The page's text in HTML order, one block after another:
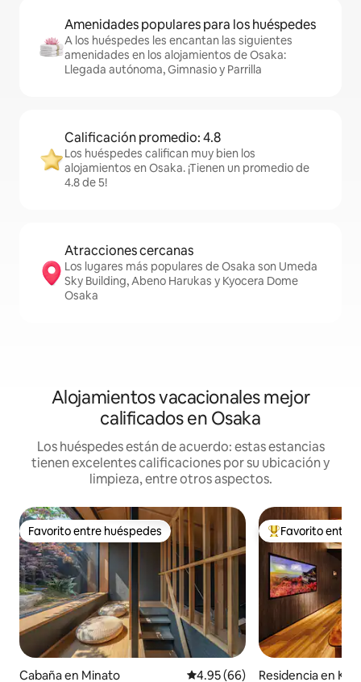
Amenidades populares para los huéspedes
A los huéspedes les encantan las siguientes
amenidades en los alojamientos de Osaka:
Llegada autónoma, Gimnasio y Parrilla
Calificación promedio: 4.8
Los huéspedes califican muy bien los
alojamientos en Osaka. ¡Tienen un promedio de
4.8 de 5!
Atracciones cercanas
Los lugares más populares de Osaka son Umeda
Sky Building, Abeno Harukas y Kyocera Dome
Osaka
Alojamientos vacacionales mejor
calificados en Osaka
Los huéspedes están de acuerdo: estas estancias
tienen excelentes calificaciones por su ubicación y
limpieza, entre otros aspectos.
Favorito entre huéspedes
Favorito entre huéspedes
Cabaña en Minato Calificación promedio: 4.95 de
4.95 (66)
De los mejores
Favorito entre
Residencia en